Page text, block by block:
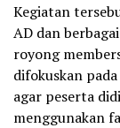
Kegiatan
AD dan
royong
difokuskan
agar peserta
menggunakan